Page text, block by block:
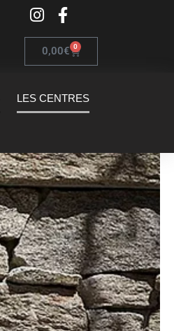
0,00€ 0
LES CENTRES